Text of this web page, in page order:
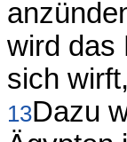
wird das
sich
13Dazu